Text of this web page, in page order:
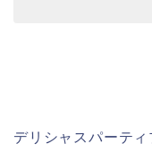
デリシャスパーテ